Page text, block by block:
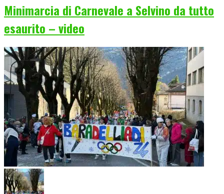
Minimarcia di Carnevale a Selvino da tutto
esaurito – video